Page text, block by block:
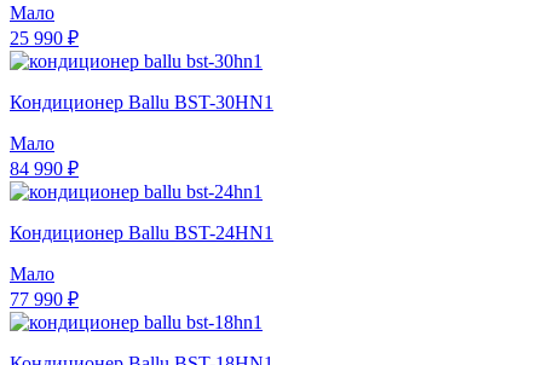
Мало
25 990 ₽
Кондиционер Ballu BST-30HN1
Мало
84 990 ₽
Кондиционер Ballu BST-24HN1
Мало
77 990 ₽